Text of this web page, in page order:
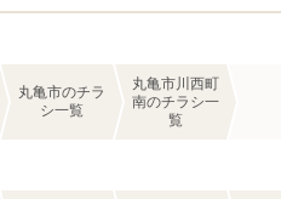
丸亀市のチラ
シ一覧
丸亀市川西町
南のチラシ一
覧